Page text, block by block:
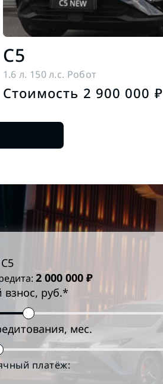
C5
1.6 л. 150 л.с. Робот
Стоимость 2 900 000 ₽
C5
2 000 000 ₽
руб.*
мес.
платёж: